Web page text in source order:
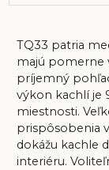
TQ33 patria
majú pomerne
príjemný
výkon kachlí je
miestnosti.
prispôsobenia
dokážu kachle
interiéru.